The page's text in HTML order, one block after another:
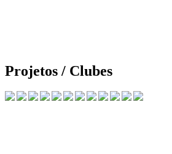
Projetos / Clubes